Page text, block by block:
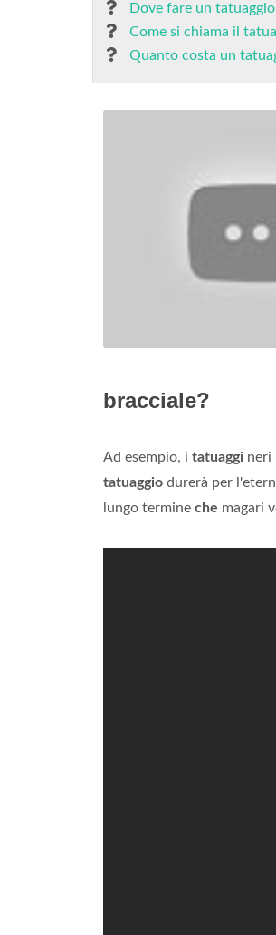
Dove fare un
Come si chiama il
Quanto costa un
bracciale?
Ad esempio, i tatuaggi neri
tatuaggio durerà per
lungo termine che magari